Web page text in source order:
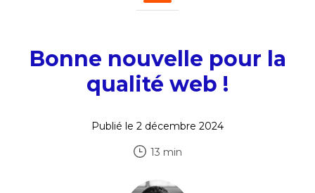
Bonne nouvelle pour la
qualité web !
Publié le 2 décembre 2024
13 min